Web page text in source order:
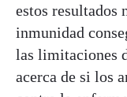
estos resultados
inmunidad
las limitaciones
acerca de si los